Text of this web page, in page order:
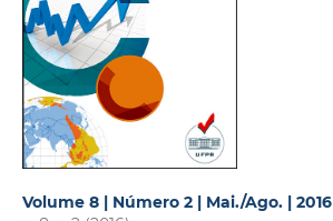
Volume 8 | Número 2 | Mai./Ago. | 2016